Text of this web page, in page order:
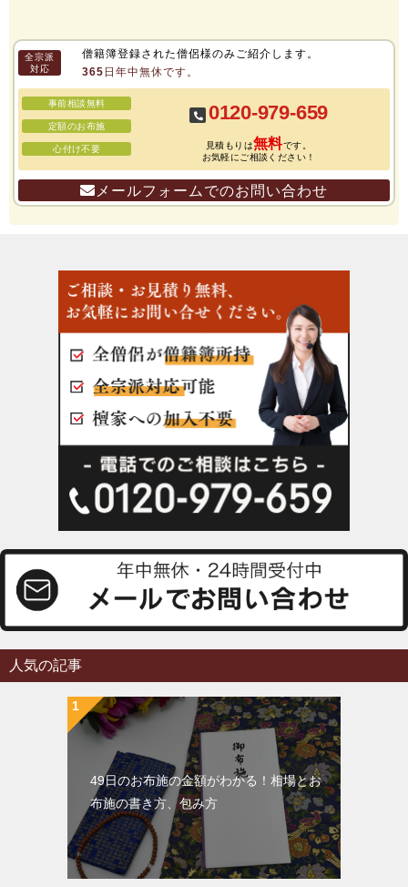
全宗派
対応
僧籍簿登録された僧侶様のみご紹介します。
365日年中無休です。
事前相談無料
定額のお布施
心付け不要
0120-979-659
見積もりは無料です。
お気軽にご相談ください！
メールフォームでのお問い合わせ
人気の記事
49日のお布施の金額がわかる！相場とお
布施の書き方、包み方